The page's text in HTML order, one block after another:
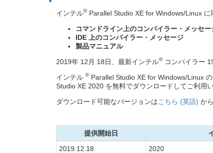
インテル® Parallel Studio XE for Windows/Linux
コマンドライン上のコンパイラー・メッセー
IDE 上のコンパイラー・メッセージ
製品マニュアル
2019年 12月 18日、最新インテル® コンパイラー
インテル ® Parallel Studio XE for Windows/Linux
Studio XE 2020 を無料でダウンロードしてご利用い
ダウンロード可能なバージョンはこちら (英語) か
提供開始日
2019.12.18
2020